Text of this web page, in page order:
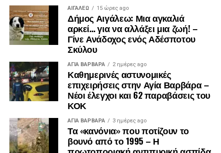
ΑΙΓΑΛΕΩ 15 ώρες ago
Δήμος Αιγάλεω: Μια αγκαλιά
αρκεί… για να αλλάξει μια ζωή! –
Γίνε Ανάδοχος ενός Αδέσποτου
Σκύλου
ΑΓΙΑ ΒΑΡΒΑΡΑ 2 ημέρες ago
Καθημερινές αστυνομικές
επιχειρήσεις στην Αγία Βαρβάρα –
Νέοι έλεγχοι και 62 παραβάσεις του
ΚΟΚ
ΑΓΙΑ ΒΑΡΒΑΡΑ 3 ημέρες ago
Τα «κανόνια» που ποτίζουν το
βουνό από το 1995 – Η